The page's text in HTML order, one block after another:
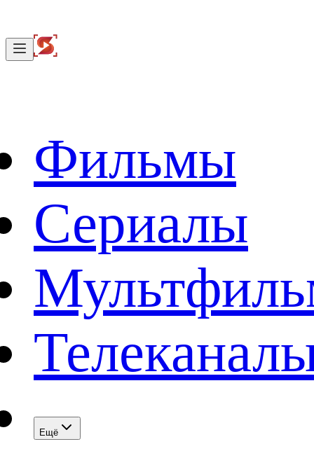
Фильмы
Сериалы
Eщё